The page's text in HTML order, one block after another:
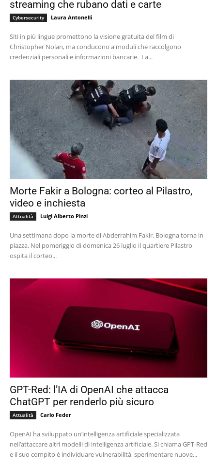
streaming che rubano dati e carte
Cybersecurity Laura Antonelli
Siti in più lingue promettono la visione gratuita del film di
Christopher Nolan, ma conducono a moduli che raccolgono
credenziali personali e informazioni bancarie. La...
Morte Fakir a Bologna: corteo al Pilastro,
video e inchiesta
Attualità Luigi Alberto Pinzi
Una settimana dopo la morte di Abderrahim Fakir, Bologna torna in
piazza. Nel pomeriggio di domenica 26 luglio il quartiere Pilastro
ospita il corteo...
GPT-Red: l’IA di OpenAI che attacca
ChatGPT per renderlo più sicuro
Attualità Carlo Feder
OpenAI ha sviluppato un’intelligenza artificiale specializzata
nell’attaccare altri modelli di intelligenza artificiale. Si chiama GPT-Red
e il suo compito è individuare vulnerabilità, sperimentare nuove...